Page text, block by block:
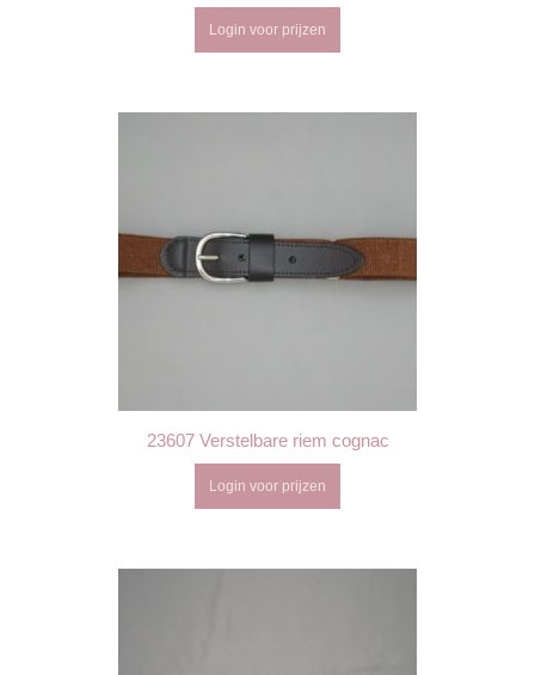
Login voor prijzen
23607 Verstelbare riem cognac
Login voor prijzen